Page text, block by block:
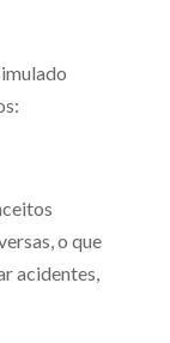
o que
acidentes,